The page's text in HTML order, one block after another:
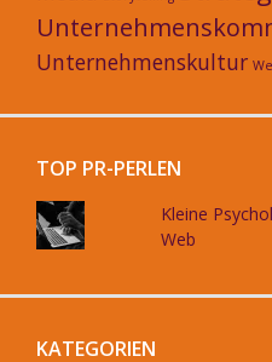
Unternehmenskultur
TOP PR-PERLEN
Kleine
Web
KATEGORIEN